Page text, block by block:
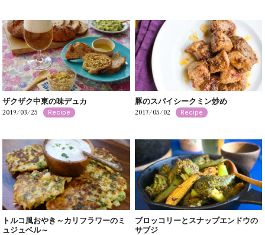
ザクザク中東の味デュカ
2019/03/25 Recipe
豚のスパイシークミン炒め
2017/05/02 Recipe
トルコ風おやき～カリフラワーのミ
ュジュベル～
ブロッコリーとスナップエンドウの
サブジ